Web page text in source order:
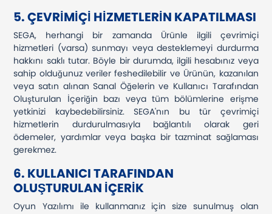
5. ÇEVRİMİÇİ HİZMETLERİN KAPATILMASI
SEGA, herhangi bir zamanda Ürünle ilgili çevrimiçi
hizmetleri (varsa) sunmayı veya desteklemeyi durdurma
hakkını saklı tutar. Böyle bir durumda, ilgili hesabınız veya
sahip olduğunuz veriler feshedilebilir ve Ürünün, kazanılan
veya satın alınan Sanal Öğelerin ve Kullanıcı Tarafından
Oluşturulan İçeriğin bazı veya tüm bölümlerine erişme
yetkinizi kaybedebilirsiniz. SEGA'nın bu tür çevrimiçi
hizmetlerin durdurulmasıyla bağlantılı olarak geri
ödemeler, yardımlar veya başka bir tazminat sağlaması
gerekmez.
6. KULLANICI TARAFINDAN
OLUŞTURULAN İÇERİK
Oyun Yazılımı ile kullanmanız için size sunulmuş olan